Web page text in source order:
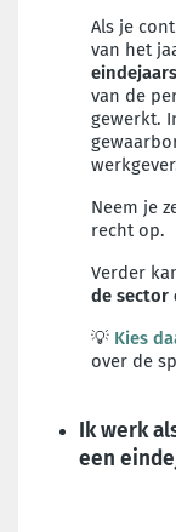
Als je
van het
van de
gewerkt.
Neem je
recht op.
Verder
de
💡 Kies
over de
Ik werk
een